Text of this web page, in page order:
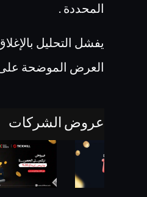
المحددة .
يفشل التحليل
العرض الموضحة
عروض الشركات